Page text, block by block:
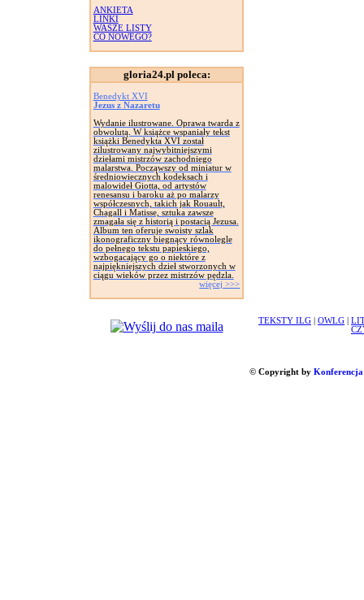
ANKIETA
LINKI
WASZE LISTY
CO NOWEGO?
gloria24.pl poleca:
Benedykt XVI
Jezus z Nazaretu
Wydanie ilustrowane. Oprawa twarda z
obwolutą. W książce wspaniały tekst
książki Benedykta XVI został
zilustrowany najwybitniejszymi
dziełami mistrzów zachodniego
malarstwa. Począwszy od miniatur w
średniowiecznych kodeksach i
malowideł Giotta, od artystów
renesansu i baroku aż po malarzy
współczesnych, takich jak Rouault,
Chagall i Matisse, sztuka zawsze
zmagała się z historią i postacią Jezusa.
Album ten oferuje swoisty szlak
ikonograficzny biegnący równolegle
do pełnego tekstu papieskiego,
wzbogacający go o niektóre z
najpiękniejszych dzieł stworzonych w
ciągu wieków przez mistrzów pędzla.
więcej >>>
TEKSTY ILG OWLG
© Copyright by Konferencja